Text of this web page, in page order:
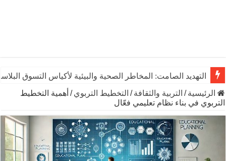
التهديد الصامت: المخاطر الصحية والبيئية لأكياس التسوق
الرئيسية / التربية والثقافة / التخطيط التربوي / أهمية التخطيط
التربوي في بناء نظام تعليمي فعّال